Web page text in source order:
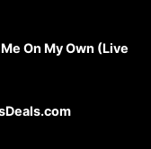
On My Own (Live